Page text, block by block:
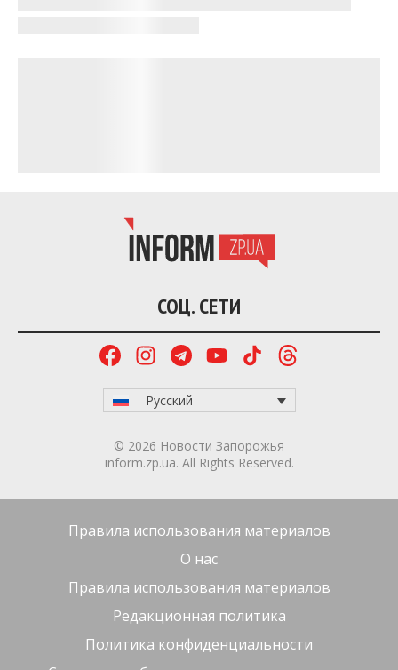
СОЦ. СЕТИ
Русский
© 2026 Новости Запорожья
inform.zp.ua. All Rights Reserved.
Правила использования материалов
О нас
Правила использования материалов
Редакционная политика
Политика конфиденциальности